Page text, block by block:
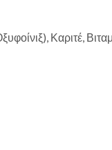
Καριτέ,